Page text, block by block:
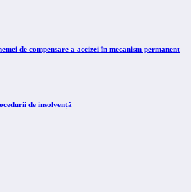
de compensare a accizei în mecanism permanent
de insolvență